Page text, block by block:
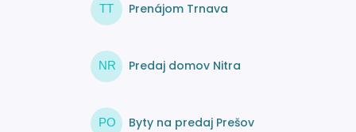
TT Prenájom Trnava
NR Predaj domov Nitra
PO Byty na predaj Prešov